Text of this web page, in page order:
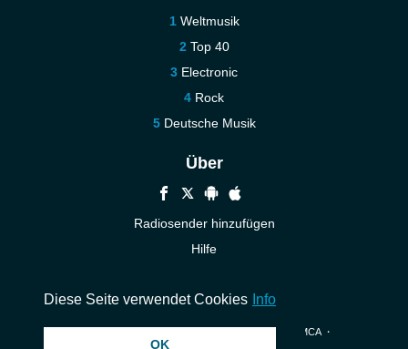
Weltmusik
Top 40
Electronic
Rock
Deutsche Musik
Über
Radiosender hinzufügen
Hilfe
DMCA・
Datenschutzerklärung
Diese Seite verwendet Cookies Info
OK